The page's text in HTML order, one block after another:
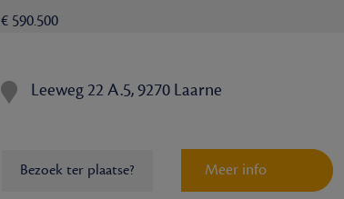
€ 590.500
Leeweg 22 A.5, 9270 Laarne
Bezoek ter plaatse? Meer info